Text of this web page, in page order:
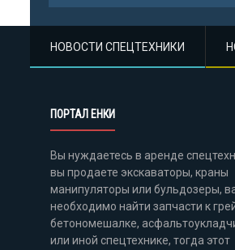
НОВОСТИ СПЕЦТЕХНИКИ
ПОРТАЛ ЕНКИ
Вы нуждаетесь в аренде
вы продаете экскаваторы, краны
манипуляторы или бульдозеры,
необходимо найти запчасти к
бетономешалке,
или иной спецтехнике, тогда этот